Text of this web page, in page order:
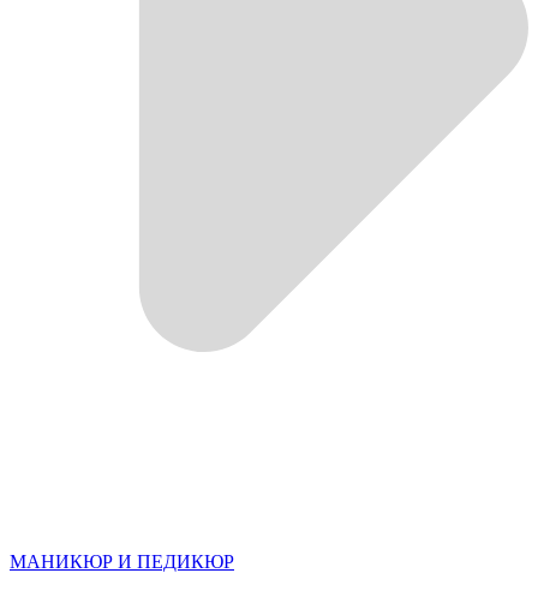
МАНИКЮР И ПЕДИКЮР